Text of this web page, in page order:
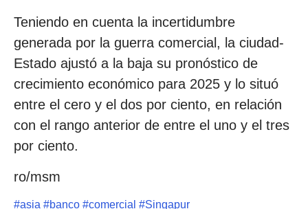
Teniendo en cuenta la incertidumbre
generada por la guerra comercial, la ciudad-
Estado ajustó a la baja su pronóstico de
crecimiento económico para 2025 y lo situó
entre el cero y el dos por ciento, en relación
con el rango anterior de entre el uno y el tres
por ciento.
ro/msm
#asia #banco #comercial #Singapur